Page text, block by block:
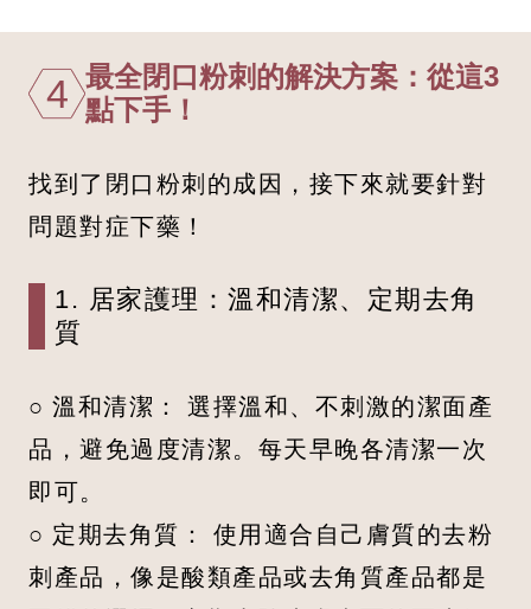
4 最全閉口粉刺的解決方案：從這3
點下手！
找到了閉口粉刺的成因，接下來就要針對
問題對症下藥！
1. 居家護理：溫和清潔、定期去角
質
○ 溫和清潔： 選擇溫和、不刺激的潔面產
品，避免過度清潔。每天早晚各清潔一次
即可。
○ 定期去角質： 使用適合自己膚質的去粉
刺產品，像是酸類產品或去角質產品都是